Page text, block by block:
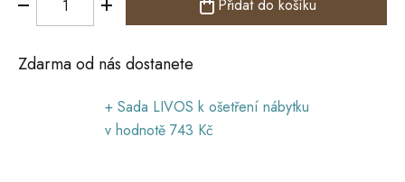
Přidat do košíku
Zdarma od nás dostanete
+ Sada LIVOS k ošetření nábytku
v hodnotě 743 Kč